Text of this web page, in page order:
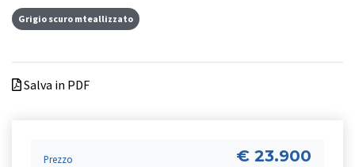
Grigio scuro mteallizzato
Salva in PDF
Prezzo € 23.900